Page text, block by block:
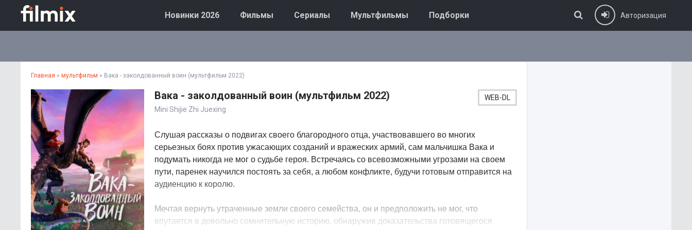
Новинки 2026 Фильмы Сериалы Мультфильмы Подборки Авторизация
Главная » мультфильм » Вака - заколдованный воин (мультфильм 2022)
Вака - заколдованный воин (мультфильм 2022)
Mini Shijie Zhi Juexing
WEB-DL
Слушая рассказы о подвигах своего благородного отца, участвовавшего во многих
серьезных боях против ужасающих созданий и вражеских армий, сам мальчишка Вака и
подумать никогда не мог о судьбе героя. Встречаясь со всевозможными угрозами на своем
пути, паренек научился постоять за себя, а любом конфликте, будучи готовым отправится на
аудиенцию к королю.
Мечтая вернуть утраченные земли своего семейства, он и предположить не мог, что
впутается в довольно сомнительную историю, обнаружив доказательства готовящегося